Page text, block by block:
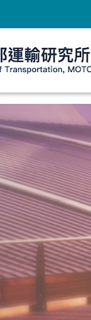
跳到主要內